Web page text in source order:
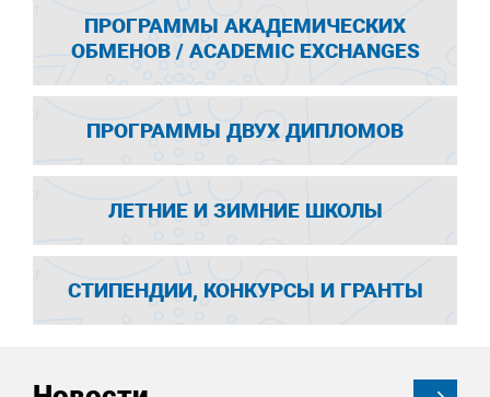
ПРОГРАММЫ АКАДЕМИЧЕСКИХ
ОБМЕНОВ / ACADEMIC EXCHANGES
ПРОГРАММЫ ДВУХ ДИПЛОМОВ
ЛЕТНИЕ И ЗИМНИЕ ШКОЛЫ
СТИПЕНДИИ, КОНКУРСЫ И ГРАНТЫ